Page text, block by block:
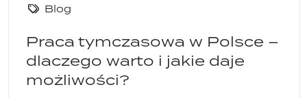
Blog
Praca tymczasowa w Polsce –
dlaczego warto i jakie daje
możliwości?